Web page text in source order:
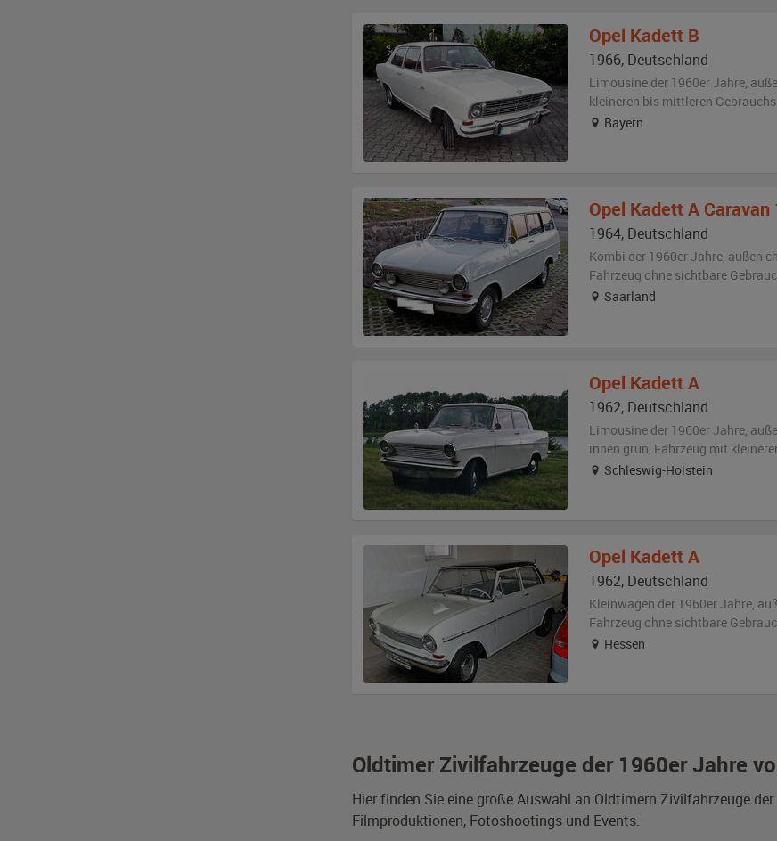
Oldtimer Zivilfahrzeuge der 1960er Jahre
Hier finden Sie eine große Auswahl an Oldtimern Zivilfahrzeuge
Filmproduktionen, Fotoshootings und Events.
Opel Kadett B
1966, Deutschland
Limousine der 1960er Jahre,
kleineren bis mittleren
Bayern
Opel Kadett A Caravan
1964, Deutschland
Kombi der 1960er Jahre, außen
Fahrzeug ohne sichtbare
Saarland
Opel Kadett A
1962, Deutschland
Limousine der 1960er Jahre,
innen grün, Fahrzeug mit
Schleswig-Holstein
Opel Kadett A
1962, Deutschland
Kleinwagen der 1960er Jahre,
Fahrzeug ohne sichtbare
Hessen